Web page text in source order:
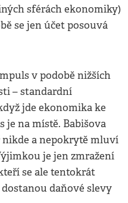
sférách ekonomiky)
se jen účet posouvá
v podobě nižších
– standardní
jde ekonomika ke
na místě. Babišova
nikde a nepokrytě mluví
je jen zmražení
se ale tentokrát
daňové slevy